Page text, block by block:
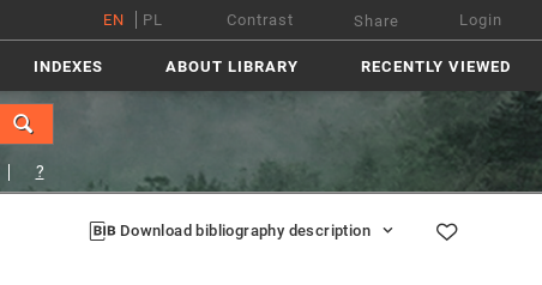
EN PL Contrast Share Login
INDEXES ABOUT LIBRARY RECENTLY VIEWED
?
Download bibliography description